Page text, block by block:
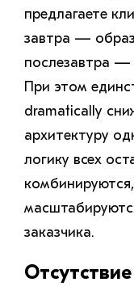
предлагаете
завтра —
послезавтра —
При этом
dramatically
архитектуру
логику всех
заказчика.